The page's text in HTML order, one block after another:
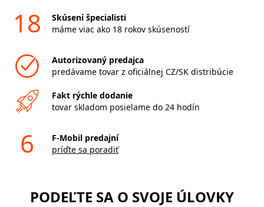
18
Skúsení špecialisti
máme viac ako 18 rokov skúseností
Autorizovaný predajca
predávame tovar z oficiálnej CZ/SK distribúcie
Fakt rýchle dodanie
tovar skladom posielame do 24 hodín
6
F-Mobil predajní
príďte sa poradiť
PODEĽTE SA O SVOJE ÚLOVKY